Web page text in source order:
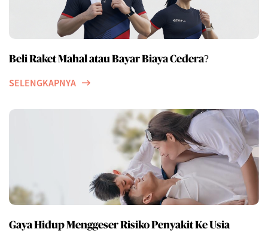
Beli Raket Mahal atau Bayar Biaya Cedera?
SELENGKAPNYA
Gaya Hidup Menggeser Risiko Penyakit Ke Usia